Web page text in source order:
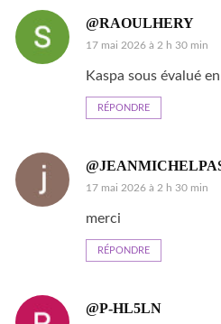
@RAOULHERY
17 mai 2026 à 2 h 30 min
Kaspa sous évalué
RÉPONDRE
17 mai 2026 à 2 h 30 min
merci
RÉPONDRE
@P-HL5LN